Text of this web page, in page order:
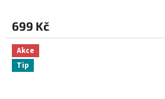
699 Kč
Akce
Tip